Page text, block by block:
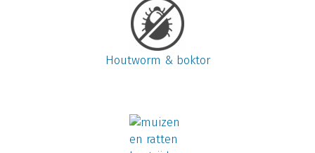
Houtworm & boktor